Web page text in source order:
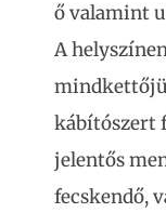
ő valamint
A
kábítószert
jelentős
fecskendő,